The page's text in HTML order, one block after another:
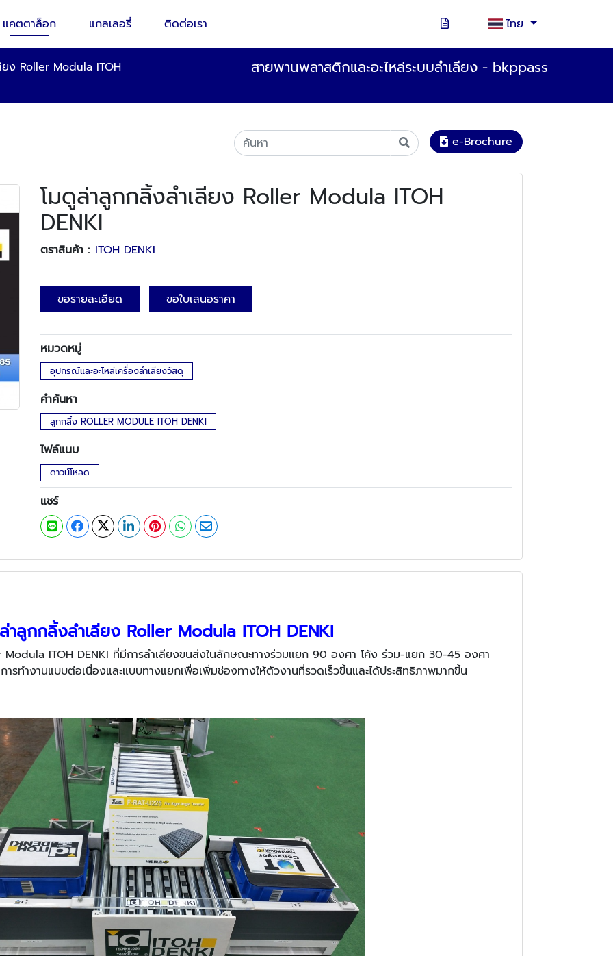
แคตตาล็อก แกลเลอรี่ ติดต่อเรา ไทย
ยง Roller Modula ITOH สายพานพลาสติกและอะไหล่ระบบลำเลียง - bkppass
e-Brochure
โมดูล่าลูกกลิ้งลำเลียง Roller Modula ITOH
DENKI
ตราสินค้า : ITOH DENKI
ขอรายละเอียด ขอใบเสนอราคา
หมวดหมู่
อุปกรณ์และอะไหล่เครื่องลำเลียงวัสดุ
คำค้นหา
ลูกกลิ้ง ROLLER MODULE ITOH DENKI
ไฟล์แนบ
ดาวน์โหลด
แชร์
าลูกกลิ้งลำเลียง Roller Modula ITOH DENKI
ITOH DENKI ที่มีการลำเลียงขนส่งในลักษณะทางร่วมแยก 90 องศา โค้ง ร่วม-แยก 30-45 องศา
รทำงานแบบต่อเนื่องและแบบทางแยกเพื่อเพิ่มช่องทางให้ตัวงานที่รวดเร็วขึ้นและได้ประสิทธิภาพมากขึ้น